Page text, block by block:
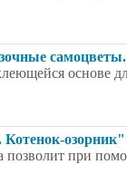
основе
озорник"
позволит при